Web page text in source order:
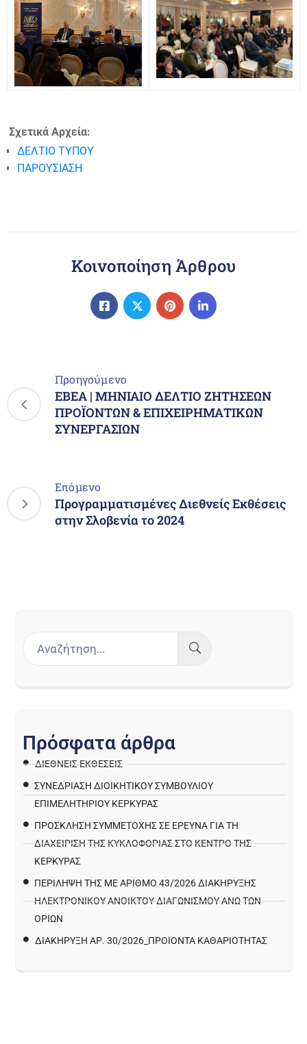
Σχετικά Αρχεία:
ΔΕΛΤΙΟ ΤΥΠΟΥ
ΠΑΡΟΥΣΙΑΣΗ
Κοινοποίηση Άρθρου
Προηγούμενο
EBEA | ΜΗΝΙΑΙΟ ΔΕΛΤΙΟ ΖΗΤΗΣΕΩΝ
ΠΡΟΪΟΝΤΩΝ & ΕΠΙΧΕΙΡΗΜΑΤΙΚΩΝ
ΣΥΝΕΡΓΑΣΙΩΝ
Επόμενο
Προγραμματισμένες Διεθνείς Εκθέσεις
στην Σλοβενία το 2024
Πρόσφατα άρθρα
ΔΙΕΘΝΕΙΣ ΕΚΘΕΣΕΙΣ
ΣΥΝΕΔΡΙΑΣΗ ΔΙΟΙΚΗΤΙΚΟΥ ΣΥΜΒΟΥΛΙΟΥ
ΕΠΙΜΕΛΗΤΗΡΙΟΥ ΚΕΡΚΥΡΑΣ
ΠΡΌΣΚΛΗΣΗ ΣΥΜΜΕΤΟΧΉΣ ΣΕ ΈΡΕΥΝΑ ΓΙΑ ΤΗ
ΔΙΑΧΕΊΡΙΣΗ ΤΗΣ ΚΥΚΛΟΦΟΡΊΑΣ ΣΤΟ ΚΈΝΤΡΟ ΤΗΣ
ΚΈΡΚΥΡΑΣ
ΠΕΡΙΛΗΨΗ ΤΗΣ ΜΕ ΑΡΙΘΜΟ 43/2026 ΔΙΑΚΗΡΥΞΗΣ
ΗΛΕΚΤΡΟΝΙΚΟΥ ΑΝΟΙΚΤΟΥ ΔΙΑΓΩΝΙΣΜΟΥ ΑΝΩ ΤΩΝ
ΟΡΙΩΝ
ΔΙΑΚΉΡΥΞΗ ΑΡ. 30/2026_ΠΡΟΙΌΝΤΑ ΚΑΘΑΡΙΌΤΗΤΑΣ